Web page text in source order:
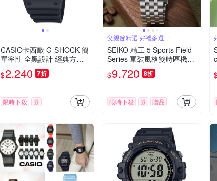
CASIO卡西歐 G-SHOCK 簡
單率性 全黑設計 經典方形
系列_DW-5600UBB-1_42.8
mm
$2,240 7折
限時下殺 券
父親節精選 好禮多選一
SEIKO 精工 5 Sports Field
Series 軍裝風格雙時區機械
錶 寵爸時刻 送禮推薦-39.4
mm (HDB002/4R34-00C0
$9,720 8折
限時下殺 券 贈品